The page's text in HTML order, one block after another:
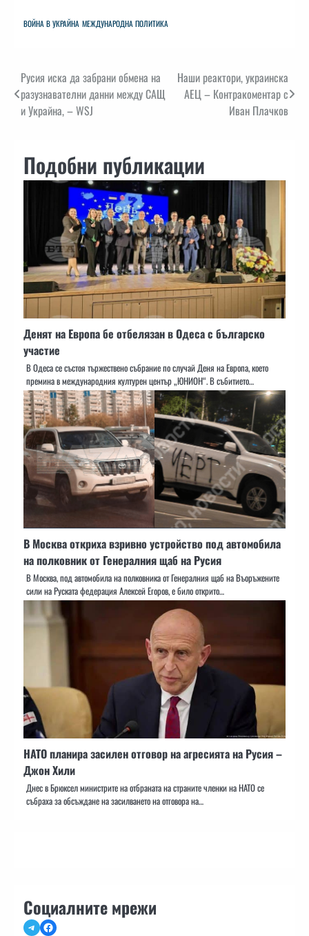
ВОЙНА В УКРАЙНА МЕЖДУНАРОДНА ПОЛИТИКА
Навигация
Русия иска да забрани обмена на
разузнавателни данни между САЩ
и Украйна, – WSJ
Наши реактори, украинска
АЕЦ – Контракоментар с
Иван Плачков
Подобни публикации
Денят на Европа бе отбелязан в Одеса с българско
участие
В Одеса се състоя тържествено събрание по случай Деня на Европа, което
премина в международния културен център „ЮНИОН“. В събитието…
В Москва откриха взривно устройство под автомобила
на полковник от Генералния щаб на Русия
В Москва, под автомобила на полковника от Генералния щаб на Въоръжените
сили на Руската федерация Алексей Егоров, е било открито…
НАТО планира засилен отговор на агресията на Русия –
Джон Хили
Днес в Брюксел министрите на отбраната на страните членки на НАТО се
събраха за обсъждане на засилването на отговора на…
Социалните мрежи
TelegramFacebook